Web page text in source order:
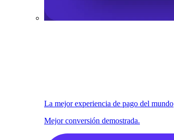
La mejor experiencia de pago del mundo
Mejor conversión demostrada.